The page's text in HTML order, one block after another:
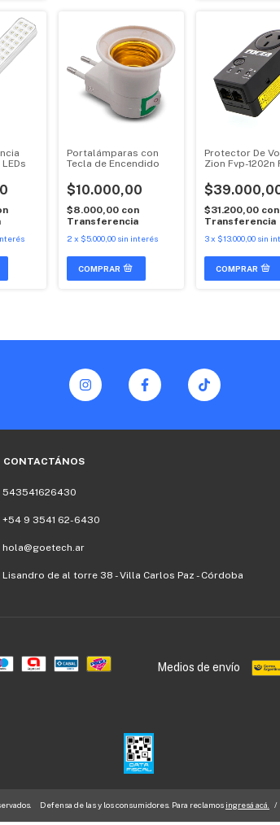
Portalámparas con
Tecla de Encendido
$10.000,00
$8.000,00 con
Transferencia
2 x $5.000,00 sin interés
Protector De
Zion Fvp-1202n
$31.200,00 con
Transferencia
3x $13.000,00 sin
CONTACTÁNOS
543541626430
+54 9 3541 62-6430
hola@goetech.ar
Lisandro de al torre 38 - Villa Carlos Paz - Córdoba
Medios de envío
Defensa de las y los consumidores. Para reclamos ingresá acá. /